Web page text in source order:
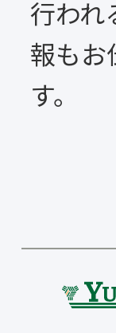
行われ
報もお
す。